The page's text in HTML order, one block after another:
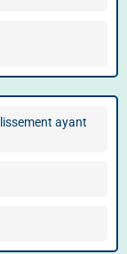
ayant